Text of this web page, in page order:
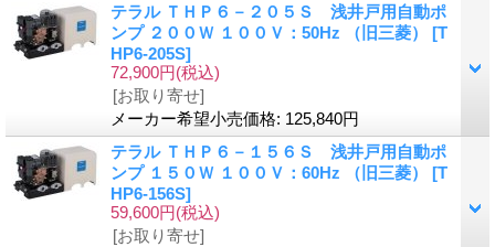
テラル ＴＨＰ６－２０５Ｓ 浅井戸用自動ポ
ンプ ２００Ｗ １００Ｖ：50Hz （旧三菱） [T
HP6-205S]
72,900円(税込)
[お取り寄せ]
メーカー希望小売価格: 125,840円
テラル ＴＨＰ６－１５６Ｓ 浅井戸用自動ポ
ンプ １５０Ｗ １００Ｖ：60Hz （旧三菱） [T
HP6-156S]
59,600円(税込)
[お取り寄せ]